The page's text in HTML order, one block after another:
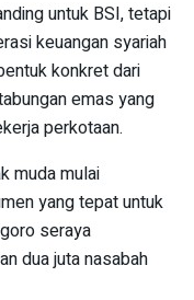
untuk BSI, tetapi
keuangan syariah
konkret dari
emas yang
perkotaan.
muda mulai
yang tepat untuk
seraya
dua juta nasabah